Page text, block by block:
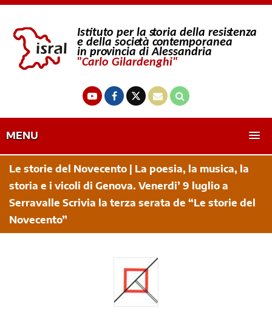
MENU
Le storie del Novecento | La poesia, la musica, la
storia e i vicoli di Genova. Venerdi’ 9 luglio a
Serravalle Scrivia la terza serata de “Le storie del
Novecento”